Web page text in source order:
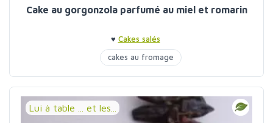
Cake au gorgonzola parfumé au miel et romarin
♥ Cakes salés
cakes au fromage
Lui à table ... et les...